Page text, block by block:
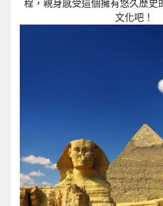
程，親身感受這個擁有悠久歷史
文化吧！